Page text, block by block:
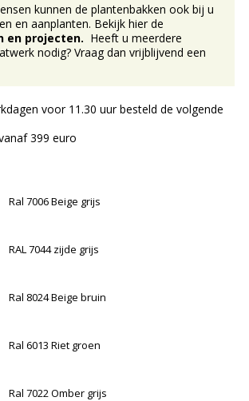
kunnen de plantenbakken ook bij u
en aanplanten. Bekijk hier de
en projecten. Heeft u meerdere
nodig? Vraag dan vrijblijvend een
voor 11.30 uur besteld de volgende
399 euro
Ral 7006 Beige grijs
RAL 7044 zijde grijs
Ral 8024 Beige bruin
Ral 6013 Riet groen
Ral 7022 Omber grijs